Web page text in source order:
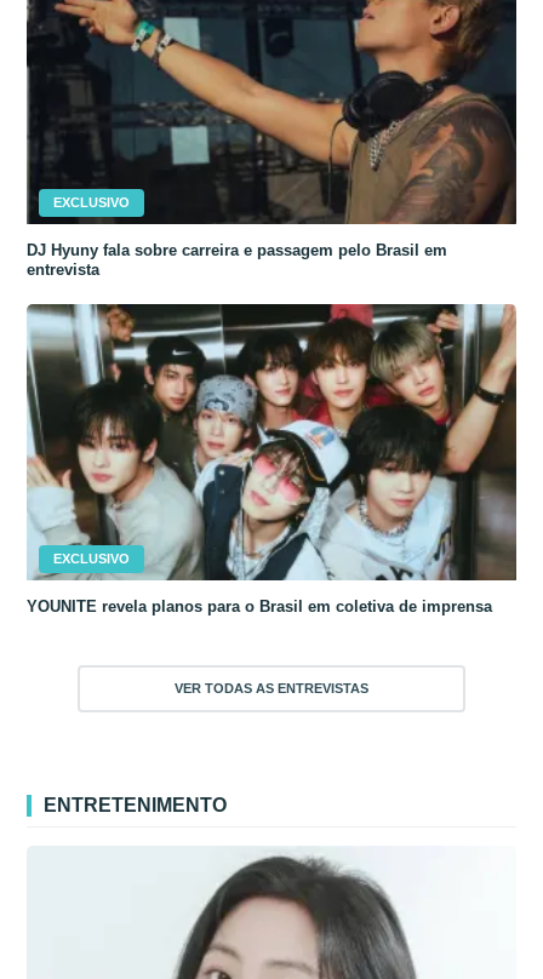
EXCLUSIVO
DJ Hyuny fala sobre carreira e passagem pelo Brasil em
entrevista
EXCLUSIVO
YOUNITE revela planos para o Brasil em coletiva de imprensa
VER TODAS AS ENTREVISTAS
ENTRETENIMENTO